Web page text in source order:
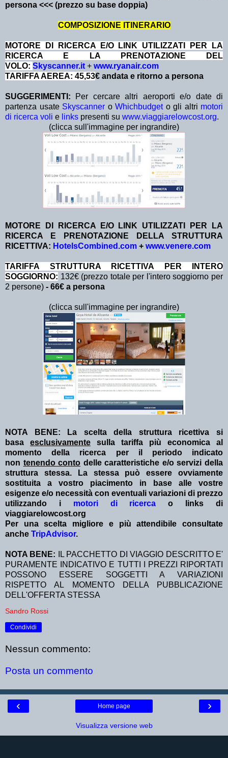
persona <<< (prezzo su base doppia)
COMPOSIZIONE ITINERARIO
MOTORE DI RICERCA E/O LINK UTILIZZATI PER LA
RICERCA E LA PRENOTAZIONE DEL
VOLO: Skyscanner.it + www.ryanair.com
TARIFFA AEREA: 45,53€ andata e ritorno a persona
SUGGERIMENTI: Per cercare altri aeroporti e/o date di
partenza usate Skyscanner o Whichbudgeto gli altri motori
di ricerca voli e links presenti su www.viaggiarelowcost.org.
(clicca sull'immagine per ingrandire)
MOTORE DI RICERCA E/O LINK UTILIZZATI PER LA
RICERCA E PRENOTAZIONE DELLA STRUTTURA
RICETTIVA: HotelsCombined.com + www.venere.com
TA RIFFA STRUTTURA RICETTIVA PER INTERO
SOGGIORNO: 132€ (prezzo totale per l'intero soggiorno per
2 persone) - 66€ a persona
(clicca sull'immagine per ingrandire)
NOTA BENE: La scelta della struttura ricettiva si
basa esclusivamente sulla tariffa più economica al
momento della ricerca per il periodo indicato
non tenendo conto delle caratteristiche e/o servizi della
struttura stessa. La stessa può essere ovviamente
sostituita a vostro piacimento in base alle vostre
esigenze e/o necessità con eventuali variazioni di prezzo
utilizzando i motori di ricerca o links di
viaggiarelowcost.org
Per una scelta migliore e più attendibile consultate
anche TripAdvisor.
NOTA BENE:
IL PACCHETTO DI VIAGGIO DESCRITTO E'
PURAMENTE INDICATIVO E TUTTI I PREZZI RIPORTATI
POSSONO ESSERE SOGGETTI A VARIAZIONI
RISPETTO AL MOMENTO DELLA PUBBLICAZIONE
DELL'OFFERTA STESSA
Sandro Rossi
Condividi
Nessun commento:
Posta un commento
‹ ›
Home page
Visualizza versione web